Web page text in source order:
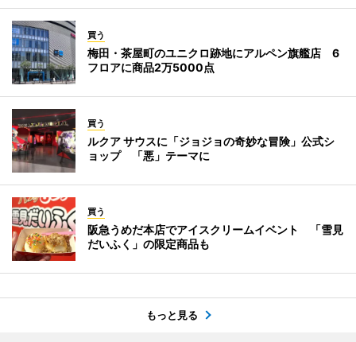
買う
梅田・茶屋町のユニクロ跡地にアルペン旗艦店 6
フロアに商品2万5000点
買う
ルクア サウスに「ジョジョの奇妙な冒険」公式シ
ョップ 「悪」テーマに
買う
阪急うめだ本店でアイスクリームイベント 「雪見
だいふく」の限定商品も
もっと見る